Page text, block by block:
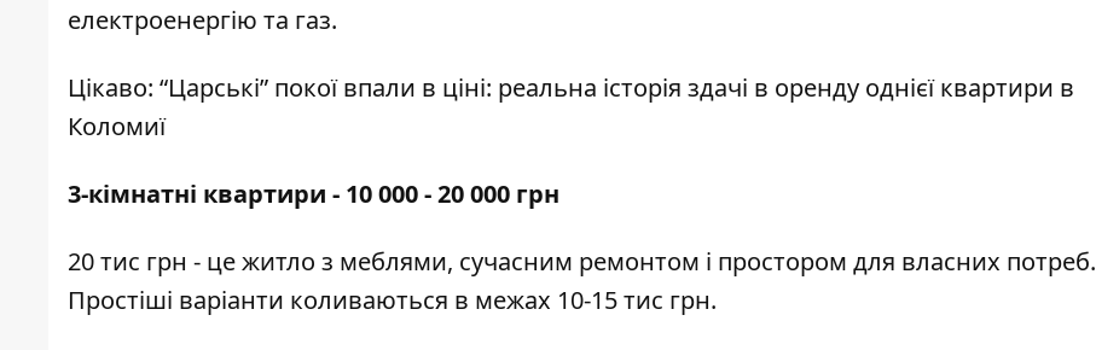
електроенергію та газ.
Цікаво: “Царські” покої впали в ціні: реальна історія здачі в оренду однієї квартири в
Коломиї
3-кімнатні квартири - 10 000 - 20 000 грн
20 тис грн - це житло з меблями, сучасним ремонтом і простором для власних потреб.
Простіші варіанти коливаються в межах 10-15 тис грн.